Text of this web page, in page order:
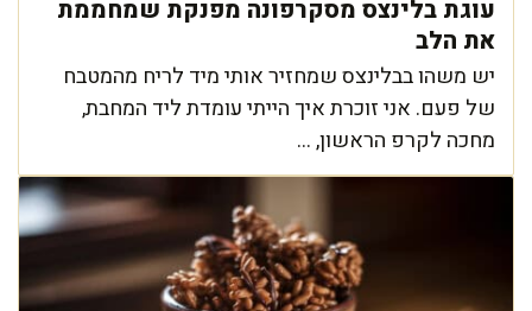
עוגת בלינצס מסקרפונה מפנקת שמחממת
את הלב
יש משהו בבלינצס שמחזיר אותי מיד לריח מהמטבח
של פעם. אני זוכרת איך הייתי עומדת ליד המחבת,
מחכה לקרפ הראשון, ...